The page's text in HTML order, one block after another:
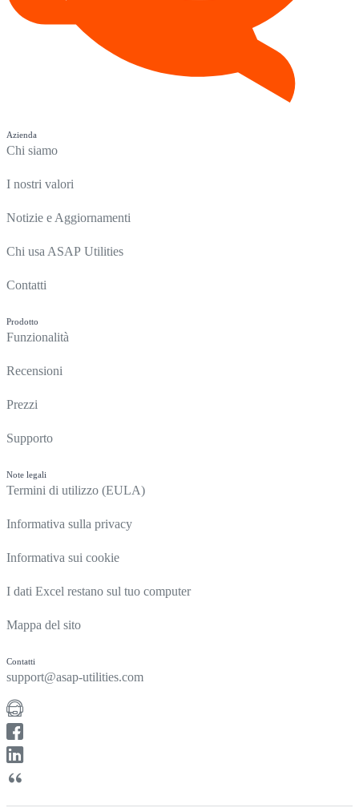
Azienda
Chi siamo
I nostri valori
Notizie e Aggiornamenti
Chi usa ASAP Utilities
Contatti
Prodotto
Funzionalità
Recensioni
Prezzi
Supporto
Note legali
Termini di utilizzo (EULA)
Informativa sulla privacy
Informativa sui cookie
I dati Excel restano sul tuo computer
Mappa del sito
Contatti
support@asap-utilities.com